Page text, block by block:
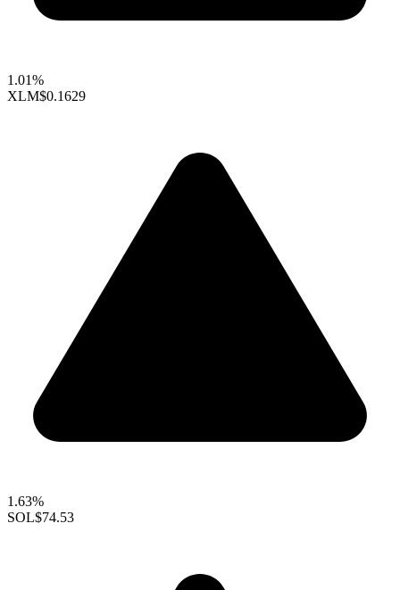
1.01%
XLM$0.1629
1.63%
SOL$74.53